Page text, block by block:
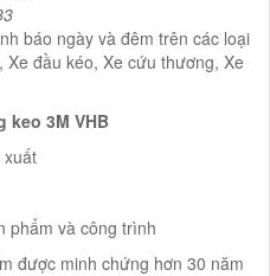
báo ngày và đêm trên các loại
đầu kéo, Xe cứu thương, Xe
3M VHB
xuất
phẩm và công trình
được minh chứng hơn 30 năm